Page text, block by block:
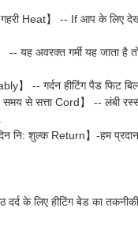
गहरी Heat】 -- If आप के लिए
】 -- यह अवरक्त गर्मी यह जाता
】 -- गर्दन हीटिंग पैड फिट
से सत्ता Cord】 -- लंबी
नि: शुल्क Return】-हम
दर्द के लिए हीटिंग बेड का